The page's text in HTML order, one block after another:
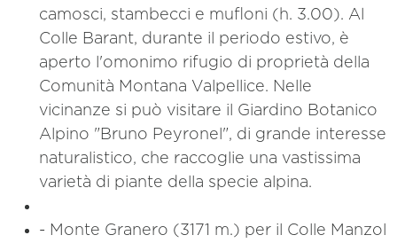
camosci, stambecci e mufloni (h. 3.00). Al
Colle Barant, durante il periodo estivo, è
aperto l'omonimo rifugio di proprietà della
Comunità Montana Valpellice. Nelle
vicinanze si può visitare il Giardino Botanico
Alpino "Bruno Peyronel", di grande interesse
naturalistico, che raccoglie una vastissima
varietà di piante della specie alpina.
- Monte Granero (3171 m.) per il Colle Manzol